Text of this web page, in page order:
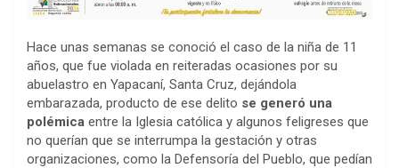
Hace unas semanas se conoció el caso de la niña de 11
años, que fue violada en reiteradas ocasiones por su
abuelastro en Yapacaní, Santa Cruz, dejándola
embarazada, producto de ese delito se generó una
polémica entre la Iglesia católica y algunos feligreses que
no querían que se interrumpa la gestación y otras
organizaciones, como la Defensoría del Pueblo, que pedían